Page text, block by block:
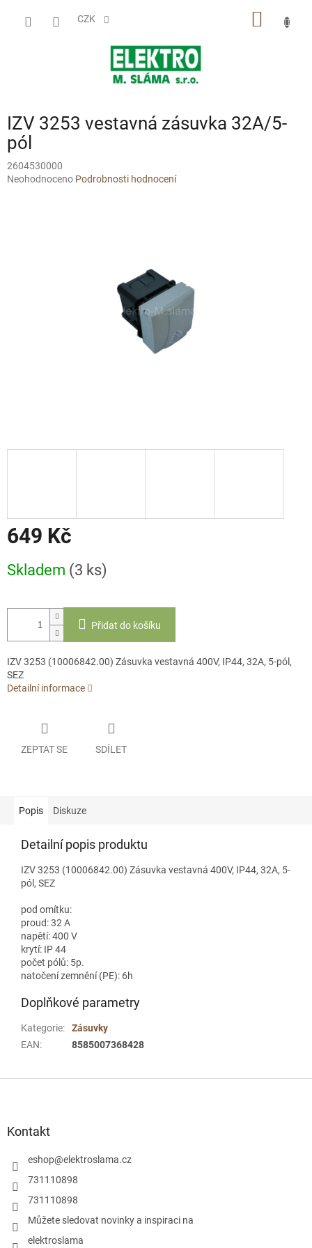
CZK
IZV 3253 vestavná zásuvka 32A/5-
pól
2604530000
Průměrné
Neohodnoceno Podrobnosti hodnocení
649 Kč
cena:
Skladem (3 ks)
Přidat do košíku
IZV 3253 (10006842.00) Zásuvka vestavná 400V, IP44, 32A, 5-pól,
SEZ
Detailní informace
ZEPTAT SE SDÍLET
Popis Diskuze
Detailní popis produktu
IZV 3253 (10006842.00) Zásuvka vestavná 400V, IP44, 32A, 5-
pól, SEZ
pod omítku:
proud: 32 A
napětí: 400 V
krytí: IP 44
počet pólů: 5p.
natočení zemnění (PE): 6h
Doplňkové parametry
Kategorie:
Zásuvky
EAN: 8585007368428
Kontakt
eshop@elektroslama.cz
731110898
731110898
Můžete sledovat novinky a inspiraci na
elektroslama